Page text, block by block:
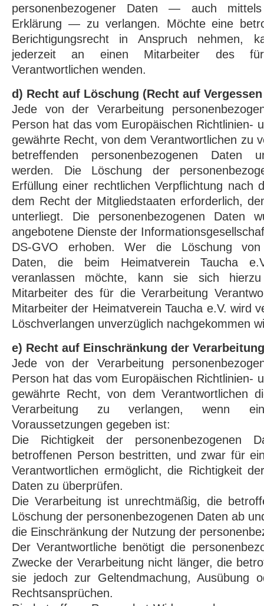
personenbezogener Daten — auch
Erklärung — zu verlangen. Möchte eine
Berichtigungsrecht in Anspruch nehmen,
jederzeit an einen Mitarbeiter des
Verantwortlichen wenden.
d) Recht auf Löschung (Recht auf
Jede von der Verarbeitung
Person hat das vom Europäischen Richtlinien-
gewährte Recht, von dem Verantwortlichen zu
betreffenden personenbezogenen Daten
werden. Die Löschung der
Erfüllung einer rechtlichen Verpflichtung nach
dem Recht der Mitgliedstaaten erforderlich,
unterliegt. Die personenbezogenen Daten
angebotene Dienste der
DS-GVO erhoben. Wer die Löschung von
Daten, die beim Heimatverein Taucha
veranlassen möchte, kann sie sich
Mitarbeiter des für die Verarbeitung
Mitarbeiter der Heimatverein Taucha e.V. wird
Löschverlangen unverzüglich nachgekommen
e) Recht auf Einschränkung der Verarbeitung
Jede von der Verarbeitung
Person hat das vom Europäischen Richtlinien-
gewährte Recht, von dem Verantwortlichen
Verarbeitung zu verlangen, wenn
Voraussetzungen gegeben ist:
Die Richtigkeit der personenbezogenen
betroffenen Person bestritten, und zwar für
Verantwortlichen ermöglicht, die Richtigkeit
Daten zu überprüfen.
Die Verarbeitung ist unrechtmäßig, die
Löschung der personenbezogenen Daten ab
die Einschränkung der Nutzung der
Der Verantwortliche benötigt die
Zwecke der Verarbeitung nicht länger, die
sie jedoch zur Geltendmachung, Ausübung
Rechtsansprüchen.